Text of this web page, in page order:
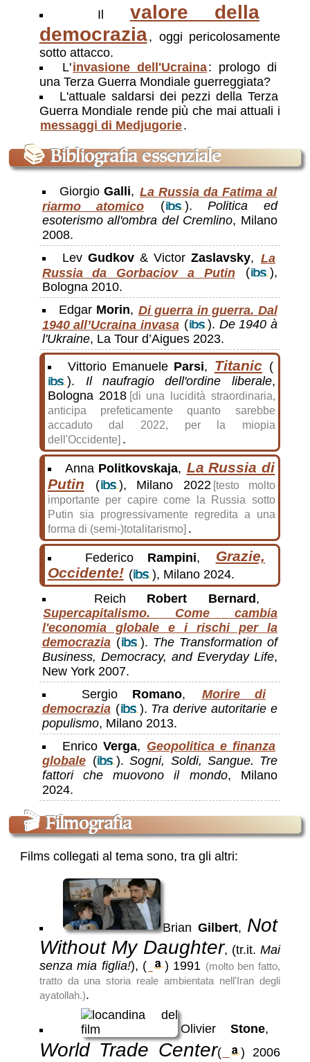
Il
valore della
democrazia, oggi pericolosamente
sotto attacco.
L'invasione dell'Ucraina: prologo di
una Terza Guerra Mondiale guerreggiata?
L'attuale saldarsi dei pezzi della Terza
Guerra Mondiale rende più che mai attuali i
messaggi di Medjugorie.
📚 Bibliografia essenziale
GiorgioGalli, La Russia da Fatima al
riarmo atomico ( ).Politica ed
esoterismo all'ombra del Cremlino, Milano
2008.
LevGudkov & VictorZaslavsky, La
Russia da Gorbaciov a Putin (
),
Bologna 2010.
Edgar Morin, Di guerra in guerra. Dal
1940 all’Ucraina invasa ( ). De 1940 à
l'Ukraine, La Tour d’Aigues 2023.
Vittorio Emanuele Parsi, Titanic (
). Il naufragio dell'ordine liberale,
Bologna 2018 [di una lucidità straordinaria,
anticipa prefeticamente quanto sarebbe
accaduto dal 2022, per la miopia
dell'Occidente] .
Anna Politkovskaja, La Russia di
Putin
( ), Milano 2022 [testo molto
importante per capire come la Russia sotto
Putin sia progressivamente regredita a una
forma di (semi-)totalitarismo] .
Federico Rampini,
Grazie,
Occidente! (
), Milano 2024.
Reich Robert Bernard,
Supercapitalismo. Come cambia
l'economia globale e i rischi per la
democrazia ( ). The Transformation of
Business, Democracy, and Everyday Life,
New York 2007.
Sergio Romano,
Morire di
democrazia ( ). Tra derive autoritarie e
populismo, Milano 2013.
Enrico Verga, Geopolitica e finanza
globale ( ).Sogni, Soldi, Sangue. Tre
fattori che muovono il mondo, Milano
2024.
🎬 Filmografìa
Films collegati al tema sono, tra gli altri:
Brian Gilbert, Not
Without My Daughter, (tr.it. Mai
senza mia figlia!), ( ) 1991 (molto ben fatto,
tratto da una storia reale ambientata nell'Iran degli
ayatollah.).
OlivierStone,
World Trade Center( ) 2006